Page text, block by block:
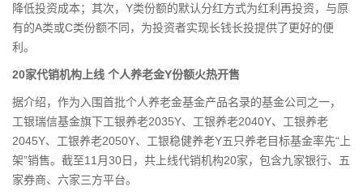
降低投资成本；其次，Y类份额的默认分红方式为红利再投资，与原
有的A类或C类份额不同，为投资者实现长钱长投提供了更好的便
利。
20家代销机构上线 个人养老金Y份额火热开售
据介绍，作为入围首批个人养老金基金产品名录的基金公司之一，
工银瑞信基金旗下工银养老2035Y、工银养老2040Y、工银养老
2045Y、工银养老2050Y、工银稳健养老Y五只养老目标基金率先“上
架”销售。截至11月30日，共上线代销机构20家，包含九家银行、五
家券商、六家三方平台。